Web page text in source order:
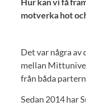
motverka hot
Det var några
mellan
från båda
Sedan 2014 har